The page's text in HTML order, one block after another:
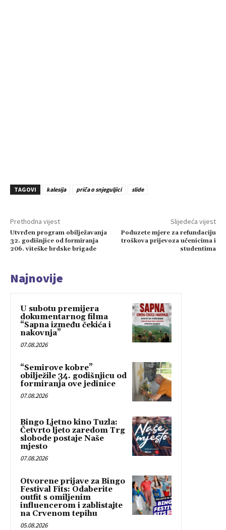
TAGOVI kalesija priča o snjeguljici slide
Prethodna vijest
Utvrđen program obilježavanja
32. godišnjice od formiranja
206. viteške brdske brigade
Slijedeća vijest
Poduzete mjere za refundaciju
troškova prijevoza učenicima i
studentima
Najnovije
U subotu premijera
dokumentarnog filma
“Sapna između čekića i
nakovnja”
07.08.2026
“Semirove kobre”
obilježile 34. godišnjicu od
formiranja ove jedinice
07.08.2026
Bingo Ljetno kino Tuzla:
Četvrto ljeto zaredom Trg
slobode postaje Naše
mjesto
07.08.2026
Otvorene prijave za Bingo
Festival Fits: Odaberite
outfit s omiljenim
influencerom i zablistajte
na Crvenom tepihu
05.08.2026